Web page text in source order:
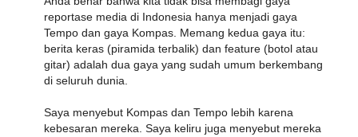
reportase media di Indonesia hanya menjadi gaya
Tempo dan gaya Kompas. Memang kedua gaya itu:
berita keras (piramida terbalik) dan feature (botol atau
gitar) adalah dua gaya yang sudah umum berkembang
di seluruh dunia.
Saya menyebut Kompas dan Tempo lebih karena
kebesaran mereka. Saya keliru juga menyebut mereka